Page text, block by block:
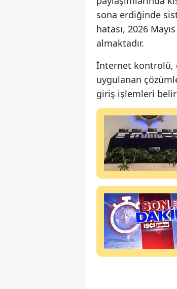
sona erdiğinde
hatası, 2026
almaktadır.
İnternet kontrolü,
uygulanan
giriş işlemleri